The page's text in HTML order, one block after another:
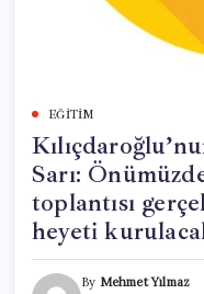
EĞITIM
Sarı:
toplantısı
heyeti
By Mehmet Yılmaz